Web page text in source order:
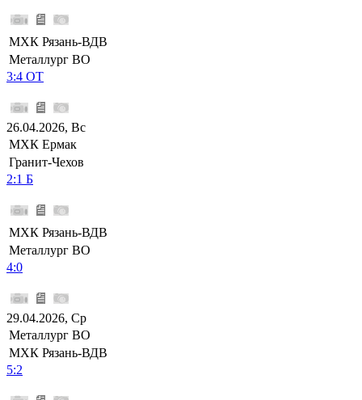
МХК Рязань-ВДВ
Металлург ВО
3:4 ОТ
26.04.2026, Вс
МХК Ермак
Гранит-Чехов
2:1 Б
МХК Рязань-ВДВ
Металлург ВО
4:0
29.04.2026, Ср
Металлург ВО
МХК Рязань-ВДВ
5:2